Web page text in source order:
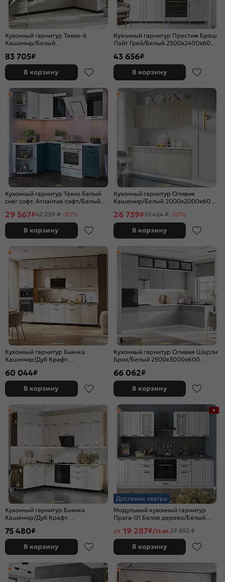
Кухонный гарнитур Техно-6
Кашемир/Белый
темный)
83 705₽
В корзину
Кухонный гарнитур Престиж Браш
Лайт Грей/Белый 2500x2400x600
43 656₽
В корзину
Кухонный гарнитур Техно Белый
снег софт, Атлантик софт/Белый
29 567₽42 239 ₽ -30%
В корзину
Кухонный гарнитур Оливия
Кашемир/Белый 2000x2000x600
26 739₽33 424 ₽ -20%
В корзину
Кухонный гарнитур Бьянка
Кашемир/Дуб Крафт
60 044₽
В корзину
Кухонный гарнитур Оливия Шарли
Бриз/Белый 2500x3000x600
66 062₽
В корзину
Кухонный гарнитур Бьянка
Кашемир/Дуб Крафт
75 480₽
В корзину
Доставим завтра
Модульный кухонный гарнитур
Прага-01 Белое дерево/Белый
от 19 287₽/п.м.27 552 ₽
В корзину